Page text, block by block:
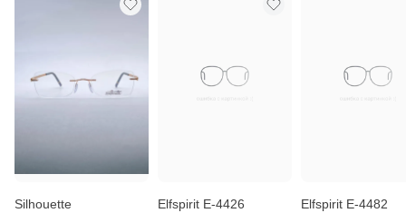
Silhouette
Elfspirit E-4426 Elfspirit E-4482